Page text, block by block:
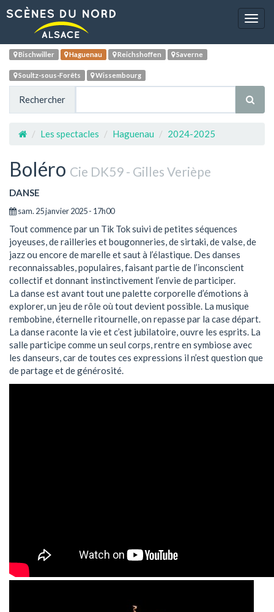
Bischwiller Haguenau Reichshoffen Saverne
Soultz-sous-Forêts Wissembourg
Rechercher
Les spectacles Haguenau 2024-2025
Boléro Cie DK59 - Gilles Verièpe
DANSE
sam. 25 janvier 2025 - 17h00
Tout commence par un Tik Tok suivi de petites séquences
joyeuses, de railleries et bougonneries, de sirtaki, de valse, de
jazz ou encore de marelle et saut à l’élastique. Des danses
reconnaissables, populaires, faisant partie de l’inconscient
collectif et donnant instinctivement l’envie de participer.
La danse est avant tout une palette corporelle d’émotions à
explorer, un jeu de rôle où tout devient possible. La musique
rembobine, éternelle ritournelle, on repasse par la case départ.
La danse raconte la vie et c’est jubilatoire, ouvre les esprits. La
salle participe comme un seul corps, rentre en symbiose avec
les danseurs, car de toutes ces expressions il n’est question que
de partage et de générosité.